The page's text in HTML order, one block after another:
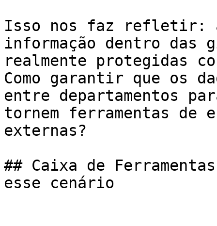
Isso nos faz refletir:
informação dentro das
realmente protegidas
Como garantir que os
entre departamentos
tornem ferramentas de
externas?
## Caixa de
esse cenário